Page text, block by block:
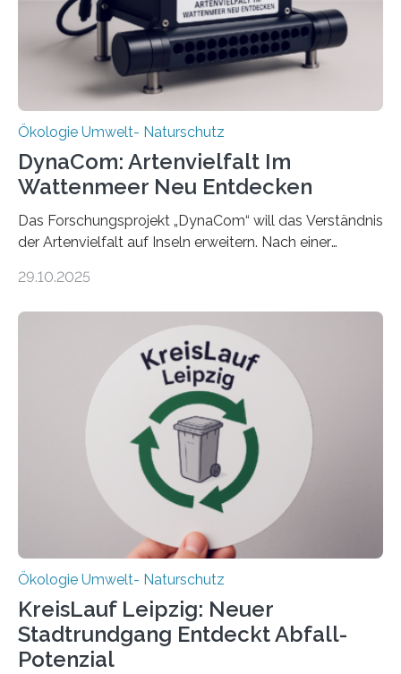
Ökologie Umwelt- Naturschutz
DynaCom: Artenvielfalt Im
Wattenmeer Neu Entdecken
Das Forschungsprojekt „DynaCom“ will das Verständnis
der Artenvielfalt auf Inseln erweitern. Nach einer
Beobachtungen im Wattenmeer ist nun eine große
Oldenburg befassen sich insbesondere damit, wie ein
Ökosystem gedeiht – und wie sich dieser Prozess
verlässlich prognostizieren lässt. Grünes Licht für
„DynaCom“: Die Deutsche Forschungsgemeinschaft
(DFG) fördert das Anfang 2019 gestartete
Forschungsprojekt an der Universität Oldenburg für
zwei weitere Jahre mit rund 1,2 Millionen Euro. „Wir
freuen uns sehr über…
29.10.2025
Ökologie Umwelt- Naturschutz
KreisLauf Leipzig: Neuer
Stadtrundgang Entdeckt Abfall-
Potenzial